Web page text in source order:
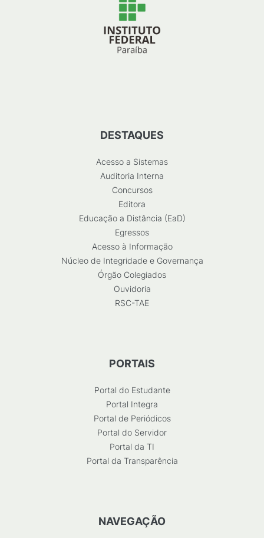
DESTAQUES
Acesso a Sistemas
Auditoria Interna
Concursos
Editora
Educação a Distância (EaD)
Egressos
Acesso à Informação
Núcleo de Integridade e Governança
Órgão Colegiados
Ouvidoria
RSC-TAE
PORTAIS
Portal do Estudante
Portal Integra
Portal de Periódicos
Portal do Servidor
Portal da TI
Portal da Transparência
NAVEGAÇÃO